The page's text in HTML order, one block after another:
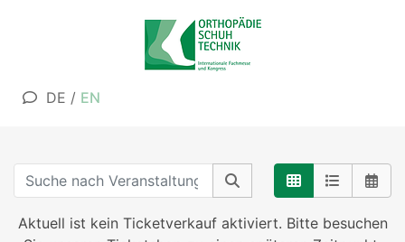
DE / EN
Aktuell ist kein Ticketverkauf aktiviert. Bitte besuchen